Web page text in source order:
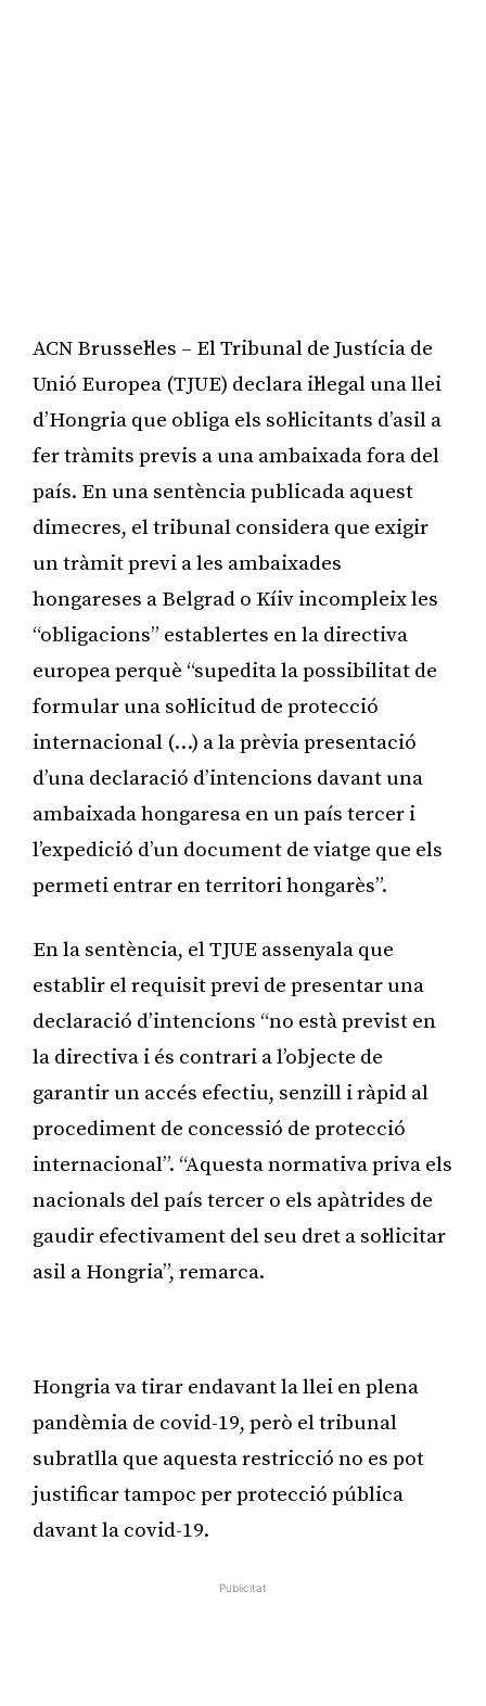
ACN Brussel·les – El Tribunal de Justícia de
Unió Europea (TJUE) declara il·legal una llei
d’Hongria que obliga els sol·licitants d’asil a
fer tràmits previs a una ambaixada fora del
país. En una sentència publicada aquest
dimecres, el tribunal considera que exigir
un tràmit previ a les ambaixades
hongareses a Belgrad o Kíiv incompleix les
“obligacions” establertes en la directiva
europea perquè “supedita la possibilitat de
formular una sol·licitud de protecció
internacional (…) a la prèvia presentació
d’una declaració d’intencions davant una
ambaixada hongaresa en un país tercer i
l’expedició d’un document de viatge que els
permeti entrar en territori hongarès”.
En la sentència, el TJUE assenyala que
establir el requisit previ de presentar una
declaració d’intencions “no està previst en
la directiva i és contrari a l’objecte de
garantir un accés efectiu, senzill i ràpid al
procediment de concessió de protecció
internacional”. “Aquesta normativa priva els
nacionals del país tercer o els apàtrides de
gaudir efectivament del seu dret a sol·licitar
asil a Hongria”, remarca.
Hongria va tirar endavant la llei en plena
pandèmia de covid-19, però el tribunal
subratlla que aquesta restricció no es pot
justificar tampoc per protecció pública
davant la covid-19.
Publicitat